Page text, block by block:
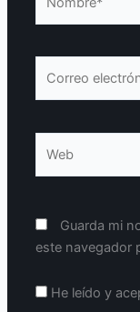
Guarda mi
este navegador
He leído y